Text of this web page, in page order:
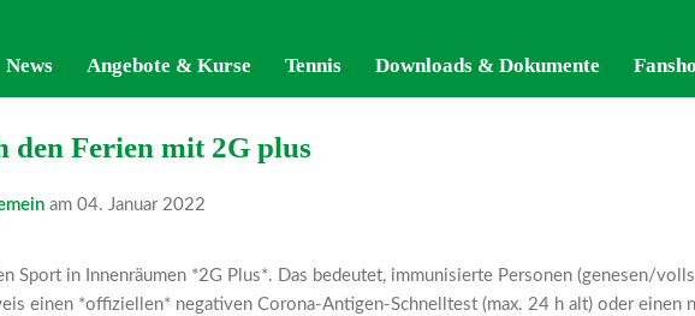
News Angebote & Kurse Tennis Downloads & Dokumente
News Angebote & Kurse Tennis Downloads & Dokumente
den Ferien mit 2G plus
am 04. Januar 2022
Sport in Innenräumen *2G Plus*. Das bedeutet, immunisierte Personen (genesen/
einen *offiziellen* negativen Corona-Antigen-Schnelltest (max. 24 h alt) oder einen